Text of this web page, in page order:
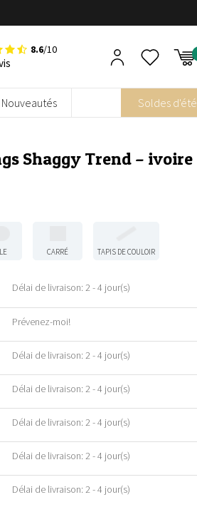
8.6/10
Nouveautés Soldes d'été
Shaggy Trend – ivoire
CARRÉ TAPIS DE COULOIR
Délai de livraison: 2 - 4 jour(s)
Prévenez-moi!
Délai de livraison: 2 - 4 jour(s)
Délai de livraison: 2 - 4 jour(s)
Délai de livraison: 2 - 4 jour(s)
Délai de livraison: 2 - 4 jour(s)
Délai de livraison: 2 - 4 jour(s)